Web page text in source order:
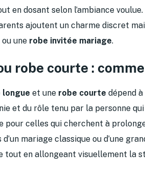
en dosant selon l’ambiance
ajoutent un charme discret
ou une robe invitée mariage.
robe courte :
longue et une robe courte dépend
et du rôle tenu par la personne
pour celles qui cherchent à
mariage classique ou d’une
tout en allongeant visuellement la